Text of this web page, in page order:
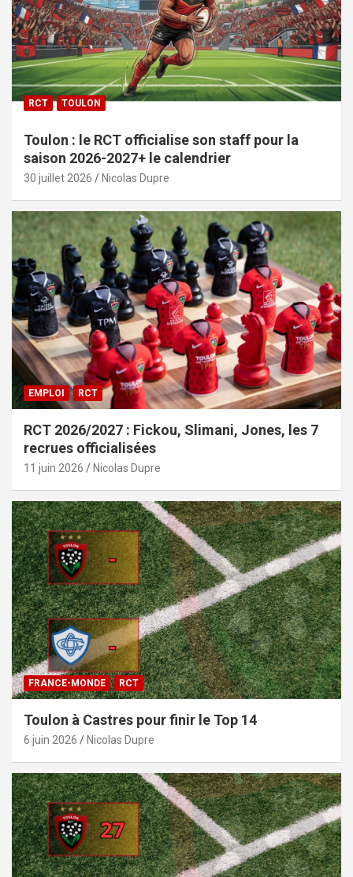
RCT TOULON
Toulon : le RCT officialise son staff pour la
saison 2026-2027+ le calendrier
30 juillet 2026 Nicolas Dupre
EMPLOI RCT
RCT 2026/2027 : Fickou, Slimani, Jones, les 7
recrues officialisées
11 juin 2026 Nicolas Dupre
FRANCE-MONDE RCT
Toulon à Castres pour finir le Top 14
6 juin 2026 Nicolas Dupre